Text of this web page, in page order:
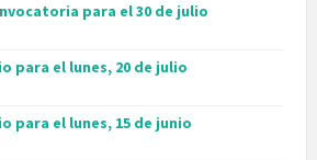
para el 30 de julio
para el lunes, 20 de julio
para el lunes, 15 de junio